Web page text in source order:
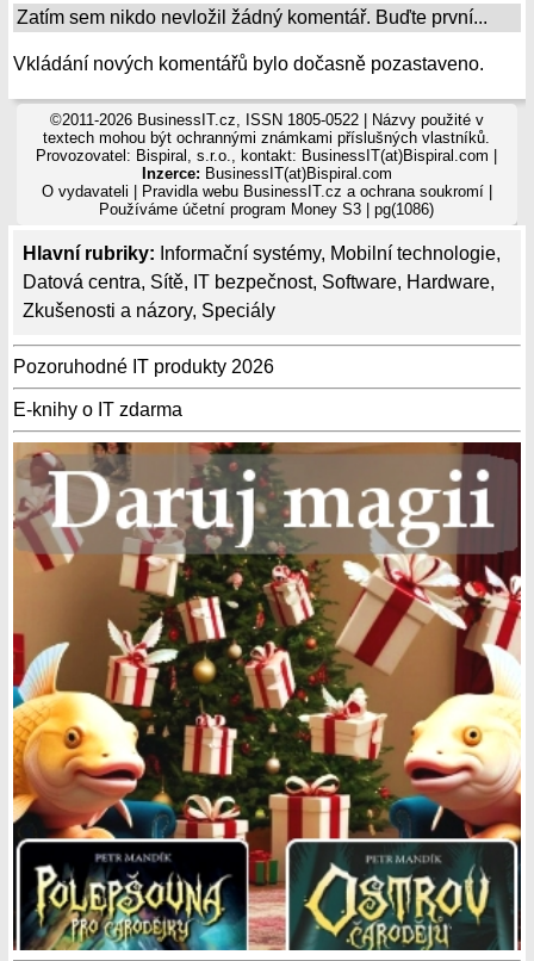
Hlavní rubriky: Informační systémy, Mobilní technologie,
Datová centra, Sítě, IT bezpečnost, Software, Hardware,
Zkušenosti a názory, Speciály
Pozoruhodné IT produkty 2026
E-knihy o IT zdarma
Zatím sem nikdo nevložil žádný komentář. Buďte první...
Vkládání nových komentářů bylo dočasně pozastaveno.
©2011-2026 BusinessIT.cz, ISSN 1805-0522 | Názvy použité v
textech mohou být ochrannými známkami příslušných vlastníků.
Provozovatel: Bispiral, s.r.o., kontakt: BusinessIT(at)Bispiral.com |
Inzerce: BusinessIT(at)Bispiral.com
O vydavateli
Pravidla webu BusinessIT.cz a ochrana soukromí|
Používámeúčetní program Money S3 | pg(1086)